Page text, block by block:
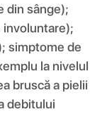
din sânge);
involuntare);
simptome de
la nivelul
bruscă a pielii
debitului